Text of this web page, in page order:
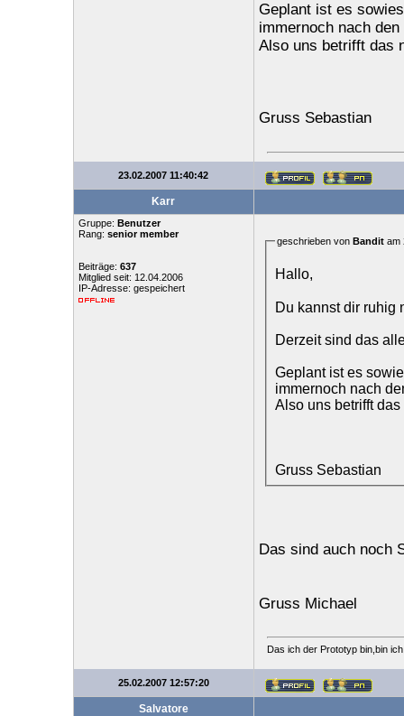
Geplant ist es
immernoch nach
Also uns betrifft das
Gruss Sebastian
23.02.2007 11:40:42
Karr
Gruppe: Benutzer
Rang: senior member
Beiträge: 637
Mitglied seit: 12.04.2006
IP-Adresse: gespeichert
geschrieben von Banditam
Hallo,
Du kannst dir ruhig
Derzeit sind das
Geplant ist es
immernoch nach
Also uns betrifft das
Gruss Sebastian
Das sind auch noch
Gruss Michael
Das ich der Prototyp bin,bin
25.02.2007 12:57:20
Salvatore